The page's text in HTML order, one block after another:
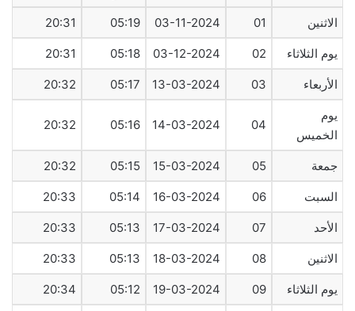
الاثنين 01
03-11-2024
05:19
20:31
يوم الثلاثاء 02
03-12-2024
05:18
20:31
الأربعاء 03
13-03-2024
05:17
20:32
يوم
الخميس
04
14-03-2024
05:16
20:32
جمعة 05
15-03-2024
05:15
20:32
السبت 06
16-03-2024
05:14
20:33
الأحد 07
17-03-2024
05:13
20:33
الاثنين 08
18-03-2024
05:13
20:33
يوم الثلاثاء 09
19-03-2024
05:12
20:34